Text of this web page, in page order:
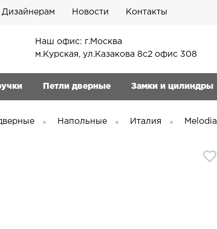
Дизайнерам Новости Контакты
Наш офис: г.Москва
м.Курская, ул.Казакова 8с2 офис 308
Петли дверные Замки и цилиндры
Напольные Италия Melodia